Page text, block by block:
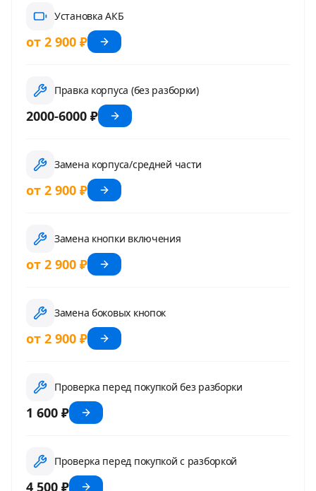
Установка АКБ
от 2 900 ₽
Правка корпуса (без разборки)
2000-6000 ₽
Замена корпуса/средней части
от 2 900 ₽
Замена кнопки включения
от 2 900 ₽
Замена боковых кнопок
от 2 900 ₽
Проверка перед покупкой без разборки
1 600 ₽
Проверка перед покупкой с разборкой
4 500 ₽